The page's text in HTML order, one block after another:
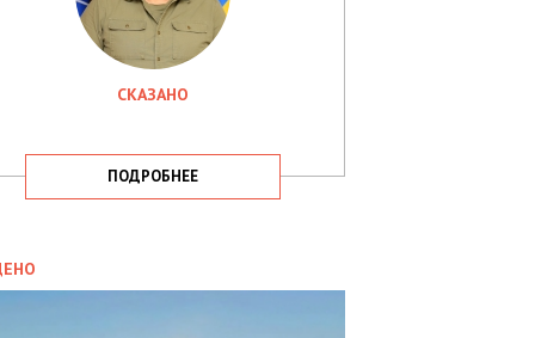
СКАЗАНО
ПОДРОБНЕЕ